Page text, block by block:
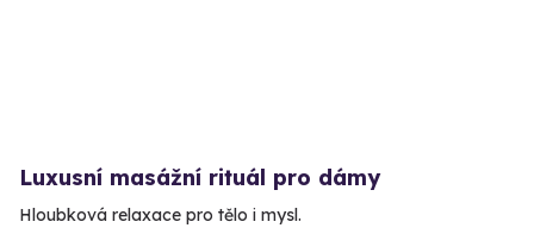
Luxusní masážní rituál pro dámy
Hloubková relaxace pro tělo i mysl.